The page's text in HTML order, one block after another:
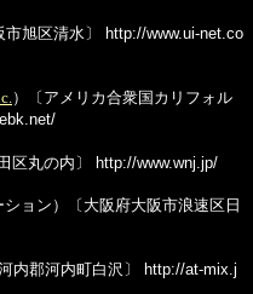
旭区清水〕
http://www.ui-net.co
）〔アメリカ合衆国カリフォル
区丸の内〕 http://www.wnj.jp/
ョン）〔大阪府大阪市浪速区日
内郡河内町白沢〕
http://at-mix.j